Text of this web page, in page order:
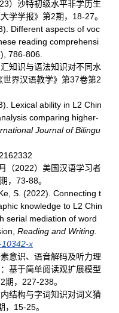
）沙特初级水平非学历生
学学报》第2期，18-27。
Different aspects of voc
reading comprehensi
786-806.
汇知识与语法知识对不同水
界汉语教学》第37卷第2
Lexical ability in L2 Chin
comparing higher-
Journal of Bilingu
（2022）美国汉语学习者
，73-88。
S. (2022). Connecting t
knowledge to L2 Chin
serial mediation of word
Reading and Writing.
x
意识、语音解码及听力理
基于简单阅读观扩展模型
期，227-238。
内结构与字词知识对词义猜
15-25。